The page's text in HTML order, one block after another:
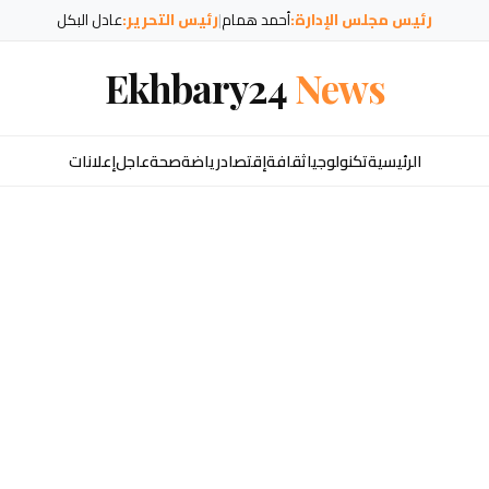
رئيس مجلس الإدارة:أحمد همام|رئيس التحرير:عادل البكل
Ekhbary24News
الرئيسيةتكنولوجياثقافةإقتصادرياضةصحةعاجلإعلانات